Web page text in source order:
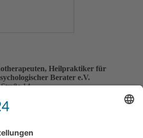
Heilpraktiker für
Berater e.V.
14